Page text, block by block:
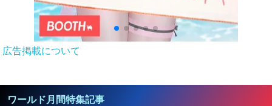
広告掲載について
ワールド月間特集記事